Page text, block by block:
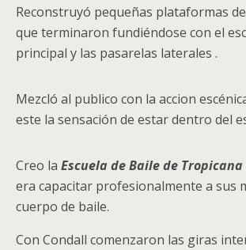
Reconstruyó pequeñas plataformas
que terminaron fundiéndose con el
principal y las pasarelas laterales .
Mezcló al publico con la accion
este la sensación de estar dentro del
Creo la Escuela de Baile de Tropicana
era capacitar profesionalmente a sus
cuerpo de baile.
Con Condall comenzaron las giras